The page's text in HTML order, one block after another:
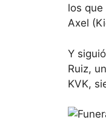
los
Axel
Y
Ruiz,
KVK,